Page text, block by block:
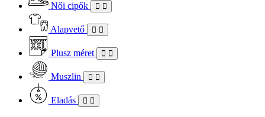
Női cipők
Alapvető
Plusz méret
Muszlin
Eladás